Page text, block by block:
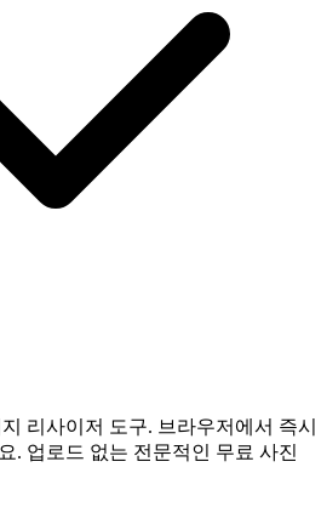
리사이저 도구. 브라우저에서 즉시
. 업로드 없는 전문적인 무료 사진